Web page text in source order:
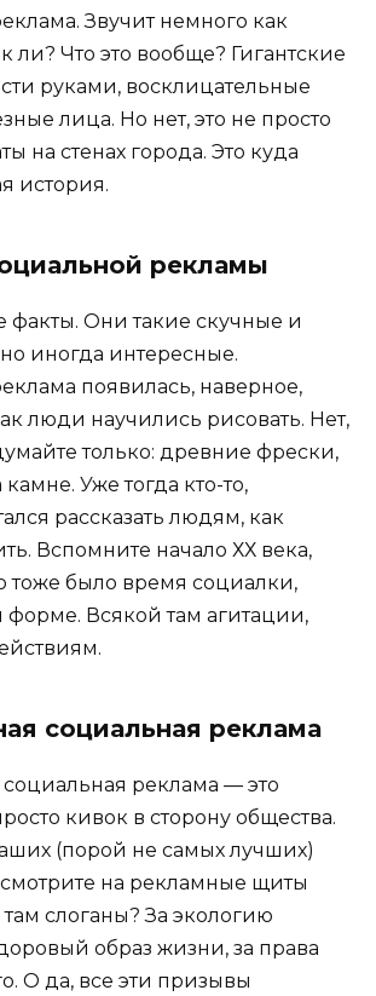
Звучит немного как
ли? Что это вообще? Гигантские
руками, восклицательные
лица. Но нет, это не просто
на стенах города. Это куда
история.
рекламы
факты. Они такие скучные и
иногда интересные.
появилась, наверное,
люди научились рисовать. Нет,
только: древние фрески,
Уже тогда кто-то,
рассказать людям, как
Вспомните начало ХХ века,
тоже было время социалки,
форме. Всякой там агитации,
социальная реклама
социальная реклама — это
кивок в сторону общества.
(порой не самых лучших)
на рекламные щиты
слоганы? За экологию
образ жизни, за права
О да, все эти призывы